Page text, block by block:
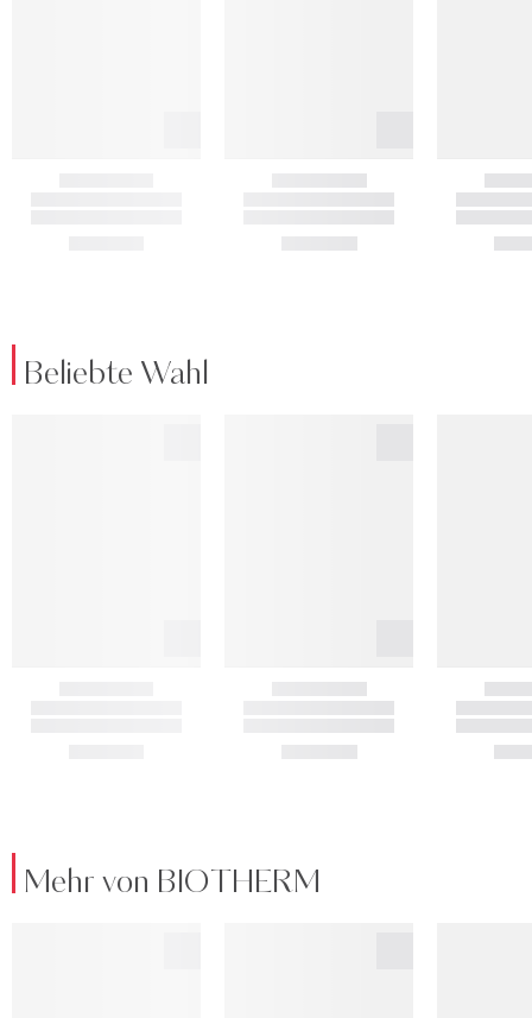
Beliebte Wahl
Mehr von BIOTHERM